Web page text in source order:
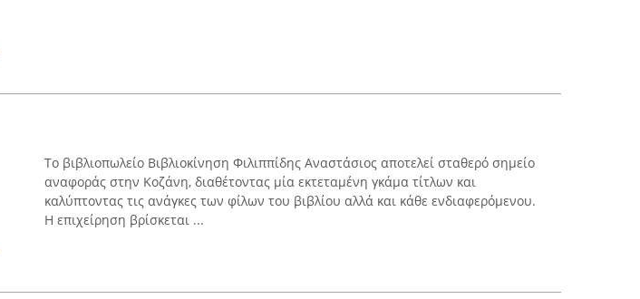
Το βιβλιοπωλείο Βιβλιοκίνηση Φιλιππίδης Αναστάσιος αποτελεί σταθερό σημείο
αναφοράς στην Κοζάνη, διαθέτοντας μία εκτεταμένη γκάμα τίτλων και
καλύπτοντας τις ανάγκες των φίλων του βιβλίου αλλά και κάθε ενδιαφερόμενου.
Η επιχείρηση βρίσκεται ...